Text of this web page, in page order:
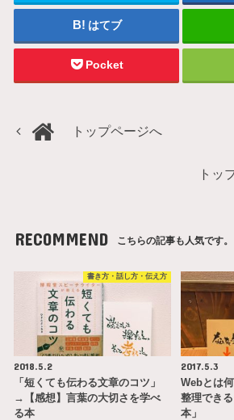
はてブ
Pocket
トップページへ
トッ
RECOMMEND こちらの記事も人気です。
書き方・話し方・伝え方
2018.5.2
「短くても伝わる文章のコツ」
→【感想】言葉の大切さを学べ
る本
2017.5.3
Webとは
整理でき
本」